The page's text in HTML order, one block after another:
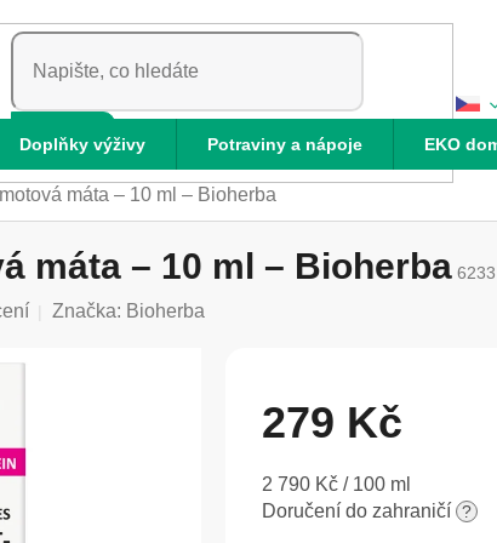
HLEDAT
Doplňky výživy Potraviny a nápoje EKO
máta – 10 ml – Bioherba
máta – 10 ml – Bioherba 6233
Značka: Bioherba
279 Kč
Měrná
cena:
2 790 Kč / 100 ml
Doručení do zahraničí ?